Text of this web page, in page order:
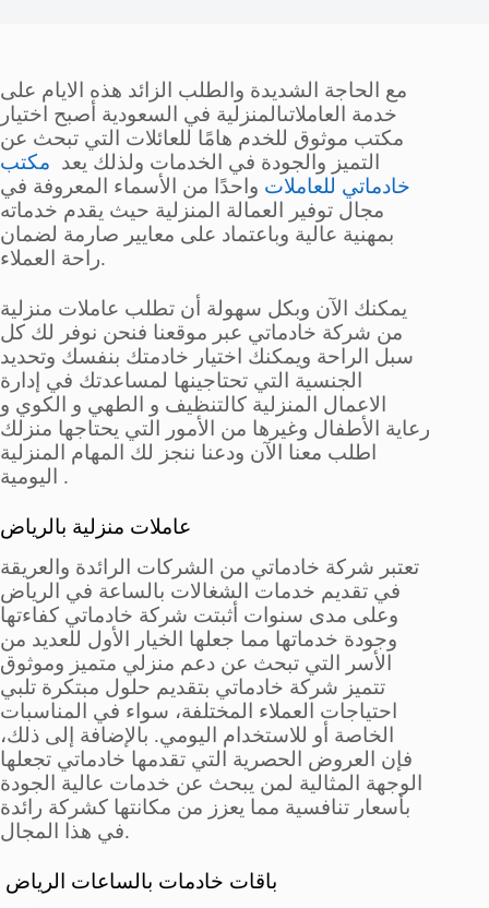
مع الحاجة الشديدة والطلب الزائد هذه الايام على
خدمة العاملاتىالمنزلية في السعودية أصبح اختيار
مكتب موثوق للخدم هامًا للعائلات التي تبحث عن
التميز والجودة في الخدمات ولذلك يعد مكتب
خادماتي للعاملات واحدًا من الأسماء المعروفة في
مجال توفير العمالة المنزلية حيث يقدم خدماته
بمهنية عالية وباعتماد على معايير صارمة لضمان
راحة العملاء.
يمكنك الآن وبكل سهولة أن تطلب عاملات منزلية
من شركة خادماتي عبر موقعنا فنحن نوفر لك كل
سبل الراحة ويمكنك اختيار خادمتك بنفسك وتحديد
الجنسية التي تحتاجينها لمساعدتك في إدارة
الاعمال المنزلية كالتنظيف و الطهي و الكوي و
رعاية الأطفال وغيرها من الأمور التي يحتاجها منزلك
اطلب معنا الآن ودعنا ننجز لك المهام المنزلية
اليومية .
عاملات منزلية بالرياض
تعتبر شركة خادماتي من الشركات الرائدة والعريقة
في تقديم خدمات الشغالات بالساعة في الرياض
وعلى مدى سنوات أثبتت شركة خادماتي كفاءتها
وجودة خدماتها مما جعلها الخيار الأول للعديد من
الأسر التي تبحث عن دعم منزلي متميز وموثوق
تتميز شركة خادماتي بتقديم حلول مبتكرة تلبي
احتياجات العملاء المختلفة، سواء في المناسبات
الخاصة أو للاستخدام اليومي. بالإضافة إلى ذلك،
فإن العروض الحصرية التي تقدمها خادماتي تجعلها
الوجهة المثالية لمن يبحث عن خدمات عالية الجودة
بأسعار تنافسية مما يعزز من مكانتها كشركة رائدة
في هذا المجال.